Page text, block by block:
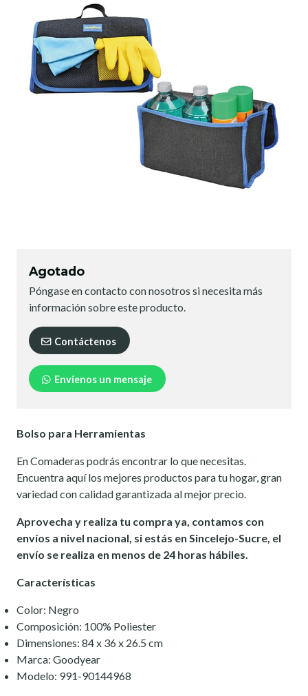
Agotado
Póngase en contacto con nosotros si necesita más
información sobre este producto.
Contáctenos
Envíenos un mensaje
Bolso para Herramientas
En Comaderas podrás encontrar lo que necesitas.
Encuentra aquí los mejores productos para tu hogar, gran
variedad con calidad garantizada al mejor precio.
Aprovecha y realiza tu compra ya, contamos con
envíos a nivel nacional, si estás en Sincelejo-Sucre, el
envío se realiza en menos de 24 horas hábiles.
Características
Color: Negro
Composición: 100% Poliester
Dimensiones: 84 x 36 x 26.5 cm
Marca: Goodyear
Modelo: 991-90144968